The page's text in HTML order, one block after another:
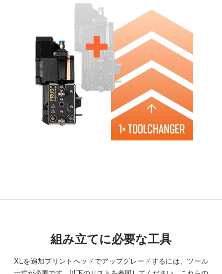
組み立てに必要な工具
XLを追加プリントヘッドでアップグレードするには、ツール
一式が必要です。以下のリストを参照してください。これらの